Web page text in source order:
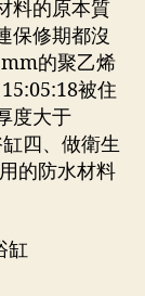
料的原本質
保修期都沒
的聚乙烯
被住
度大于
四、做衛生
的防水材料
缸